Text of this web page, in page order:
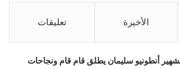
الأخيرة تعليقات
أنطونيو سليمان يطلق قام قام ونجاحات